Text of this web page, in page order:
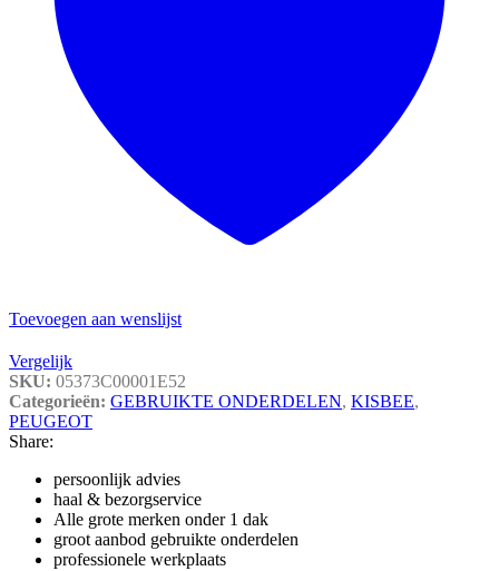
Toevoegen aan wenslijst
Vergelijk
SKU: 05373C00001E52
Categorieën: GEBRUIKTE ONDERDELEN, KISBEE,
PEUGEOT
Share:
persoonlijk advies
haal & bezorgservice
Alle grote merken onder 1 dak
groot aanbod gebruikte onderdelen
professionele werkplaats